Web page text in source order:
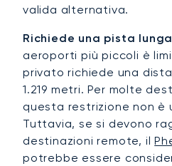
valida alternativa.
Richiede una pista
aeroporti più piccoli è
privato richiede una
1.219 metri. Per molte
questa restrizione non è
Tuttavia, se si devono
destinazioni remote, il
potrebbe essere